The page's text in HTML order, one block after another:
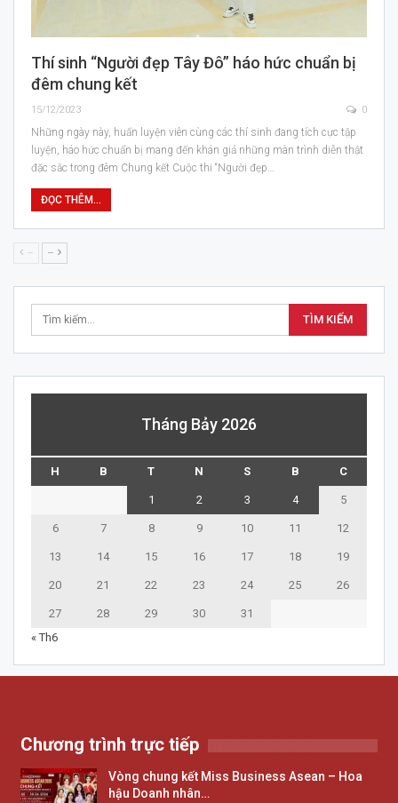
Thí sinh “Người đẹp Tây Đô” háo hức chuẩn bị
đêm chung kết
15/12/2023 0
Những ngày này, huấn luyện viên cùng các thí sinh đang tích cực tập
luyện, háo hức chuẩn bị mang đến khán giả những màn trình diễn thật
đặc sắc trong đêm Chung kết Cuộc thi “Người đẹp…
ĐỌC THÊM...
-- --
Tháng Bảy 2026
H B T N S B C
1 2 3 4 5
6 7 8 9 10 11 12
13 14 15 16 17 18 19
20 21 22 23 24 25 26
27 28 29 30
31
« Th6
Chương trình trực tiếp
Vòng chung kết Miss Business Asean – Hoa
hậu Doanh nhân…